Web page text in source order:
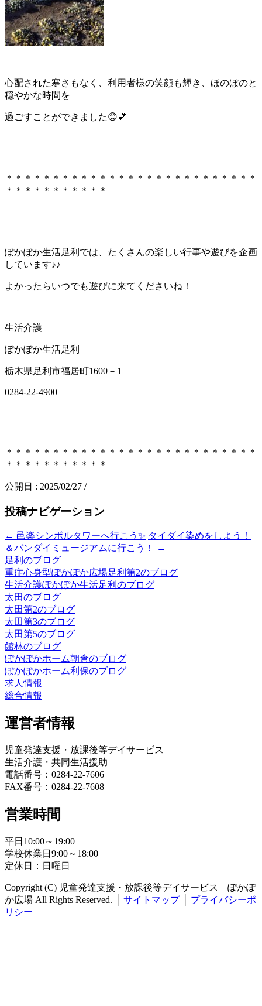
心配された寒さもなく、利用者様の笑顔も輝き、ほのぼのと
穏やかな時間を
過ごすことができました😊💕
＊＊＊＊＊＊＊＊＊＊＊＊＊＊＊＊＊＊＊＊＊＊＊＊＊＊＊
＊＊＊＊＊＊＊＊＊＊＊
ぽかぽか生活足利では、たくさんの楽しい行事や遊びを企画
しています♪♪
よかったらいつでも遊びに来てくださいね！
生活介護
ぽかぽか生活足利
栃木県足利市福居町1600－1
0284-22-4900
＊＊＊＊＊＊＊＊＊＊＊＊＊＊＊＊＊＊＊＊＊＊＊＊＊＊＊
＊＊＊＊＊＊＊＊＊＊＊
公開日 : 2025/02/27 /
投稿ナビゲーション
← 邑楽シンボルタワーへ行こう✨ タイダイ染めをしよう！
＆バンダイミュージアムに行こう！
→
足利のブログ
重症心身型ぽかぽか広場足利第2のブログ
生活介護ぽかぽか生活足利のブログ
太田のブログ
太田第2のブログ
太田第3のブログ
太田第5のブログ
館林のブログ
ぽかぽかホーム朝倉のブログ
ぽかぽかホーム利保のブログ
求人情報
総合情報
運営者情報
児童発達支援・放課後等デイサービス
生活介護・共同生活援助
電話番号：0284-22-7606
FAX番号：0284-22-7608
営業時間
平日10:00～19:00
学校休業日9:00～18:00
定休日：日曜日
Copyright (C) 児童発達支援・放課後等デイサービス ぽかぽ
か広場 All Rights Reserved.
サイトマップ
プライバシーポ
リシー